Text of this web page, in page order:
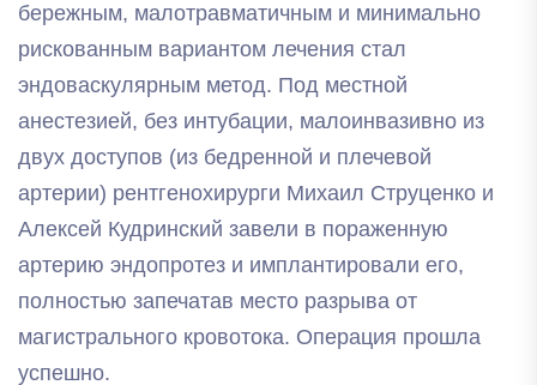
бережным, малотравматичным и минимально
рискованным вариантом лечения стал
эндоваскулярным метод. Под местной
анестезией, без интубации, малоинвазивно из
двух доступов (из бедренной и плечевой
артерии) рентгенохирурги Михаил Струценко и
Алексей Кудринский завели в пораженную
артерию эндопротез и имплантировали его,
полностью запечатав место разрыва от
магистрального кровотока. Операция прошла
успешно.